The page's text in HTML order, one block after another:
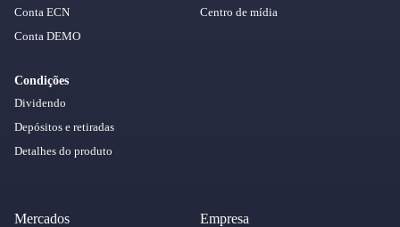
Conta ECN
Conta DEMO
Condições
Dividendo
Depósitos e retiradas
Detalhes do produto
Centro de mídia
Mercados Empresa